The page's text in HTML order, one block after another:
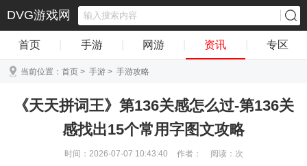
DVG游戏网
首页 手游 网游 资讯 专区
当前位置： 首页 > 手游 > 手游攻略
《天天拼词王》第136关感怎么过-第136关
感找出15个常用字图文攻略
时间：2026-07-07 10:43:40 作者： 阅读： 次